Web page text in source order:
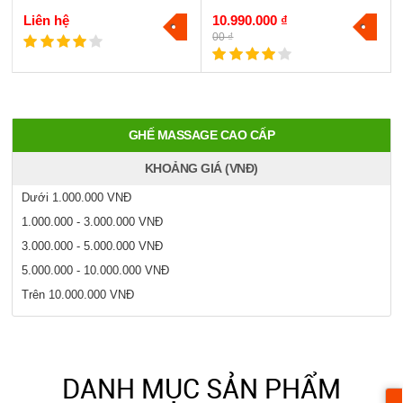
Liên hệ 10.990.000 ₫
00 ₫
GHẾ MASSAGE CAO CẤP
KHOẢNG GIÁ (VNĐ)
Dưới 1.000.000 VNĐ
1.000.000 - 3.000.000 VNĐ
3.000.000 - 5.000.000 VNĐ
5.000.000 - 10.000.000 VNĐ
Trên 10.000.000 VNĐ
DANH MỤC SẢN PHẨM